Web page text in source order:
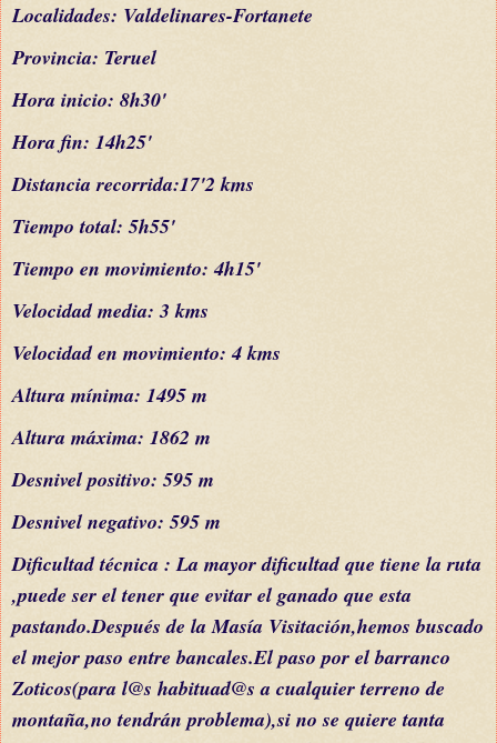
Localidades: Valdelinares-Fortanete
Provincia: Teruel
Hora inicio: 8h30'
Hora fin: 14h25'
Distancia recorrida:17'2 kms
Tiempo total: 5h55'
Tiempo en movimiento: 4h15'
Velocidad media: 3 kms
Velocidad en movimiento: 4 kms
Altura mínima: 1495 m
Altura máxima: 1862 m
Desnivel positivo: 595 m
Desnivel negativo: 595 m
Dificultadtécnica : La mayor dificultad que tiene la ruta
,puede ser el tener que evitar el ganado que esta
pastando.Después de la Masía Visitación,hemos buscado
el mejor paso entre bancales.El paso por el barranco
Zoticos(para l@s habituad@s a cualquier terreno de
montaña,notendrán problema),si no se quiere tanta